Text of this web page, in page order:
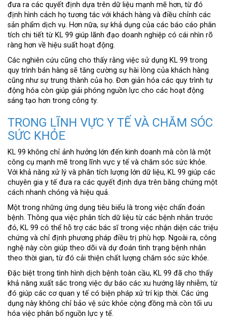
đưa ra các quyết định dựa trên dữ liệu mạnh mẽ hơn, từ đó
định hình cách họ tương tác với khách hàng và điều chỉnh các
sản phẩm dịch vụ. Hơn nữa, sự khả dụng của các báo cáo phân
tích chi tiết từ KL 99 giúp lãnh đạo doanh nghiệp có cái nhìn rõ
ràng hơn về hiệu suất hoạt động.
Các nghiên cứu cũng cho thấy rằng việc sử dụng KL 99 trong
quy trình bán hàng sẽ tăng cường sự hài lòng của khách hàng
cũng như sự trung thành của họ. Đơn giản hóa các quy trình tự
động hóa còn giúp giải phóng nguồn lực cho các hoạt động
sáng tạo hơn trong công ty.
TRONG LĨNH VỰC Y TẾ VÀ CHĂM SÓC
SỨC KHỎE
KL 99 không chỉ ảnh hưởng lớn đến kinh doanh mà còn là một
công cụ mạnh mẽ trong lĩnh vực y tế và chăm sóc sức khỏe.
Với khả năng xử lý và phân tích lượng lớn dữ liệu, KL 99 giúp các
chuyên gia y tế đưa ra các quyết định dựa trên bằng chứng một
cách nhanh chóng và hiệu quả.
Một trong những ứng dụng tiêu biểu là trong việc chẩn đoán
bệnh. Thông qua việc phân tích dữ liệu từ các bệnh nhân trước
đó, KL 99 có thể hỗ trợ các bác sĩ trong việc nhận diện các triệu
chứng và chỉ định phương pháp điều trị phù hợp. Ngoài ra, công
nghệ này còn giúp theo dõi và dự đoán tình trạng bệnh nhân
theo thời gian, từ đó cải thiện chất lượng chăm sóc sức khỏe.
Đặc biệt trong tình hình dịch bệnh toàn cầu, KL 99 đã cho thấy
khả năng xuất sắc trong việc dự báo các xu hướng lây nhiễm, từ
đó giúp các cơ quan y tế có biện pháp xử trí kịp thời. Các ứng
dụng này không chỉ bảo vệ sức khỏe cộng đồng mà còn tối ưu
hóa việc phân bổ nguồn lực y tế.